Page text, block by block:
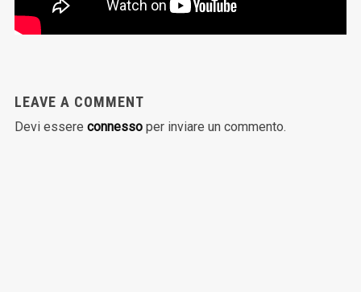
LEAVE A COMMENT
Devi essere connessoper inviare un commento.